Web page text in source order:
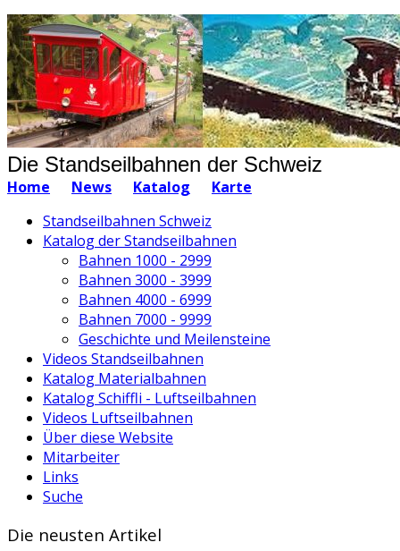
Die Standseilbahnen der Schweiz
Home News Katalog
Karte
Standseilbahnen Schweiz
Katalog der Standseilbahnen
Bahnen 1000 - 2999
Bahnen 3000 - 3999
Bahnen 4000 - 6999
Bahnen 7000 - 9999
Geschichte und Meilensteine
Videos Standseilbahnen
Katalog Materialbahnen
Katalog Schiffli - Luftseilbahnen
Videos Luftseilbahnen
Über diese Website
Mitarbeiter
Links
Suche
Die neusten Artikel